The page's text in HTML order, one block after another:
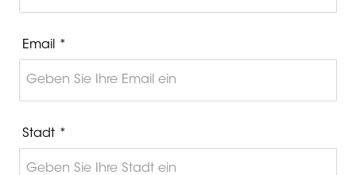
Email *
Stadt *